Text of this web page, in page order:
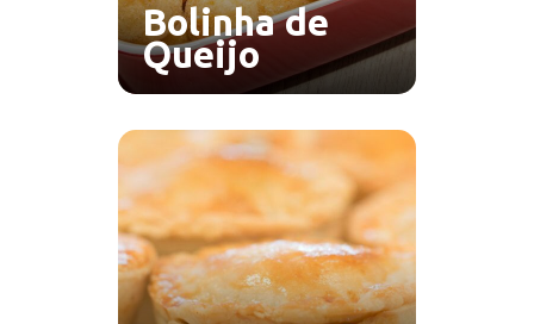
Bolinha de
Queijo